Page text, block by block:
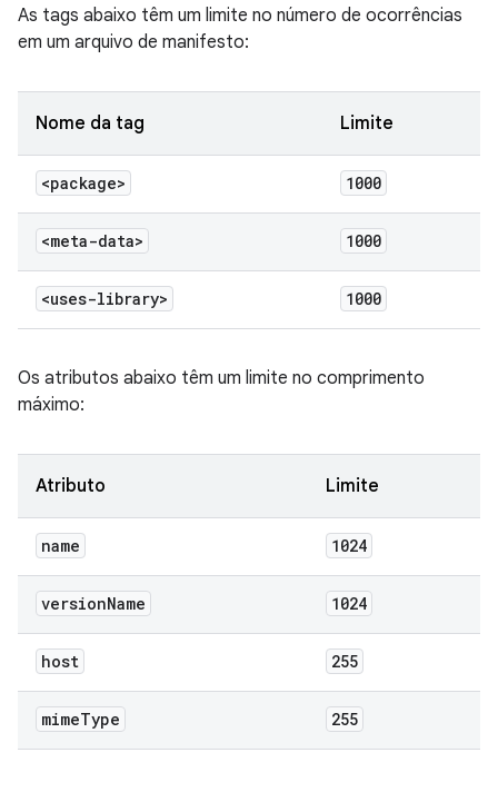
As tags abaixo têm um limite no número de ocorrências
em um arquivo de manifesto:
Nome da tag Limite
<package> 1000
<meta-data> 1000
<uses-library> 1000
Os atributos abaixo têm um limite no comprimento
máximo:
Atributo Limite
name 1024
versionName 1024
host 255
mimeType 255